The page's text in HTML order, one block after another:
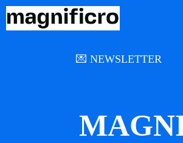
Saltar
💌 NEWSLETTER